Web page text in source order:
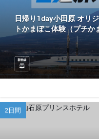
日帰り1day小田原 オリ
トかまぼこ体験（プチか
新幹線
2日間